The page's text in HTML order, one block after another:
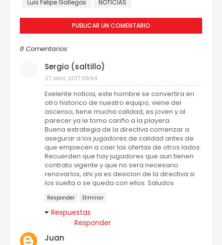
Luis Felipe Gallegos
NOTICIAS
PUBLICAR UN COMENTARIO
8 Comentarios
Sergio (saltillo)
27 abril, 2017 08:54
Exelente noticia, este hombre se convertira en
otro historico de nuestro equipo, viene del
ascenso, tiene mucha calidad, es joven y al
parecer ya le tomo cariño a la playera.
Buena estrategia de la directiva comenzar a
asegurar a los jugadores de calidad antes de
que empiecen a caer las ofertas de otros lados.
Recuerden que hay jugadores que aun tienen
contrato vigente y que no sera necesario
renovarlos, ahi ya es desicion de la directiva si
los suelta o se queda con ellos. Saludos
Responder Eliminar
Respuestas
Responder
Juan